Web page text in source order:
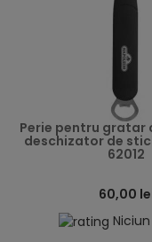
Perie pentru gratar
deschizator de
62012
60,00